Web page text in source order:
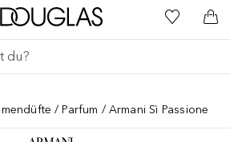
Zur Douglas Startseite
Zu Meiner
Parfum Armani Sì Passione